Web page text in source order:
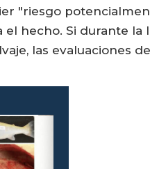
"riesgo
hecho. Si durante la
las evaluaciones